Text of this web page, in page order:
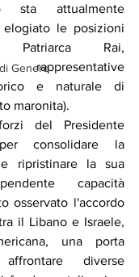
Genere
attualmente
elogiato le posizioni
Rai,
rappresentative
e naturale di
maronita).
del Presidente
consolidare la
ripristinare la sua
capacità
osservato l'accordo
il Libano e Israele,
una porta
diverse